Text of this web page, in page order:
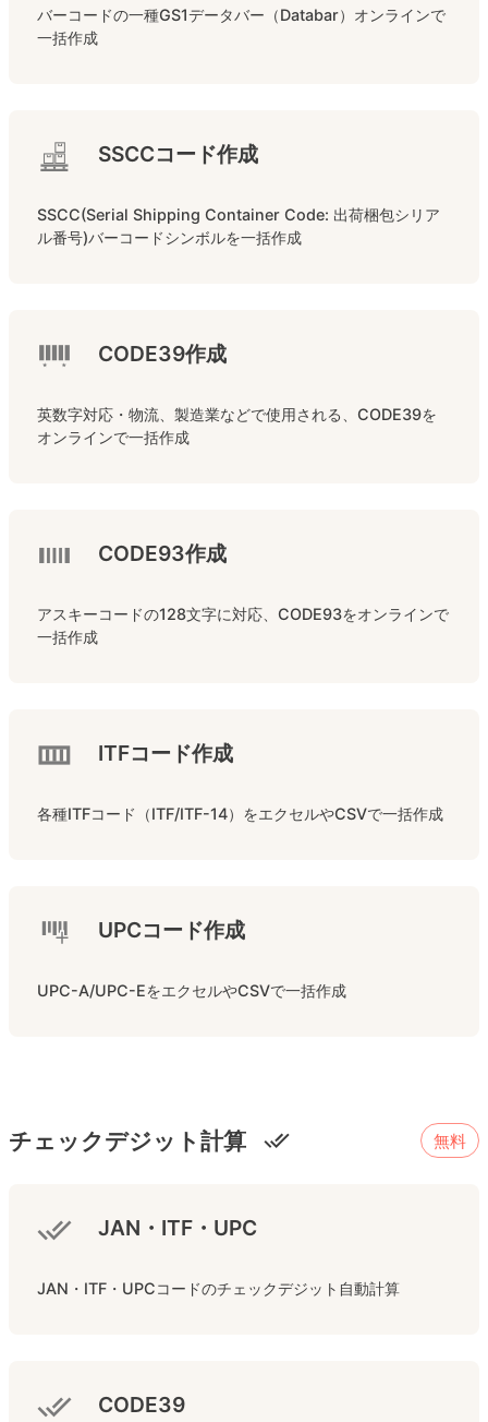
バーコードの一種GS1データバー（Databar）オンラインで
一括作成
SSCCコード作成
SSCC(Serial Shipping Container Code: 出荷梱包シリア
ル番号)バーコードシンボルを一括作成
CODE39作成
英数字対応・物流、製造業などで使用される、CODE39を
オンラインで一括作成
CODE93作成
アスキーコードの128文字に対応、CODE93をオンラインで
一括作成
ITFコード作成
各種ITFコード（ITF/ITF-14）をエクセルやCSVで一括作成
UPCコード作成
UPC-A/UPC-EをエクセルやCSVで一括作成
チェックデジット計算 無料
JAN・ITF・UPC
JAN・ITF・UPCコードのチェックデジット自動計算
CODE39